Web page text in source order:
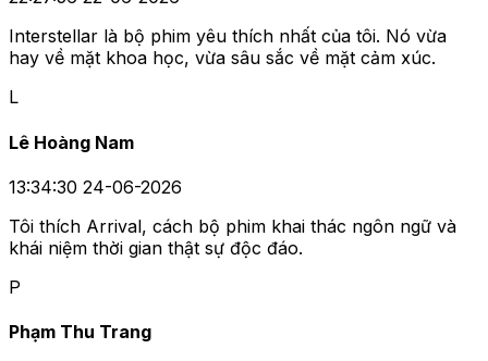
Interstellar là bộ phim yêu thích nhất của tôi. Nó vừa
hay về mặt khoa học, vừa sâu sắc về mặt cảm xúc.
L
Lê Hoàng Nam
13:34:30 24-06-2026
Tôi thích Arrival, cách bộ phim khai thác ngôn ngữ và
khái niệm thời gian thật sự độc đáo.
P
Phạm Thu Trang